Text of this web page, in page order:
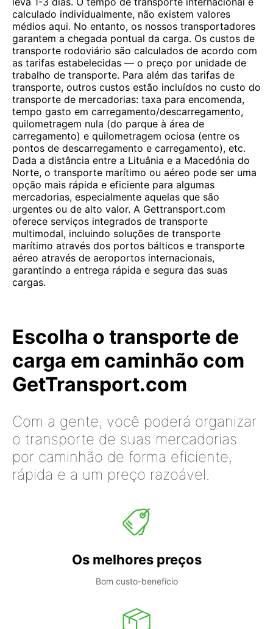
calculado individualmente, não existem valores
médios aqui. No entanto, os nossos transportadores
garantem a chegada pontual da carga. Os custos de
transporte rodoviário são calculados de acordo com
as tarifas estabelecidas — o preço por unidade de
trabalho de transporte. Para além das tarifas de
transporte, outros custos estão incluídos no custo do
transporte de mercadorias: taxa para encomenda,
tempo gasto em carregamento/descarregamento,
quilometragem nula (do parque à área de
carregamento) e quilometragem ociosa (entre os
pontos de descarregamento e carregamento), etc.
Dada a distância entre a Lituânia e a Macedónia do
Norte, o transporte marítimo ou aéreo pode ser uma
opção mais rápida e eficiente para algumas
mercadorias, especialmente aquelas que são
urgentes ou de alto valor. A Gettransport.com
oferece serviços integrados de transporte
multimodal, incluindo soluções de transporte
marítimo através dos portos bálticos e transporte
aéreo através de aeroportos internacionais,
garantindo a entrega rápida e segura das suas
cargas.
Escolha o transporte de
carga em caminhão com
GetTransport.com
Com a gente, você poderá organizar
o transporte de suas mercadorias
por caminhão de forma eficiente,
rápida e a um preço razoável.
Os melhores preços
Bom custo-benefício